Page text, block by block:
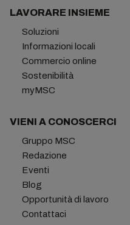
LAVORARE INSIEME
Soluzioni
Informazioni locali
Commercio online
Sostenibilità
myMSC
VIENI A CONOSCERCI
Gruppo MSC
Redazione
Eventi
Blog
Opportunità di lavoro
Contattaci